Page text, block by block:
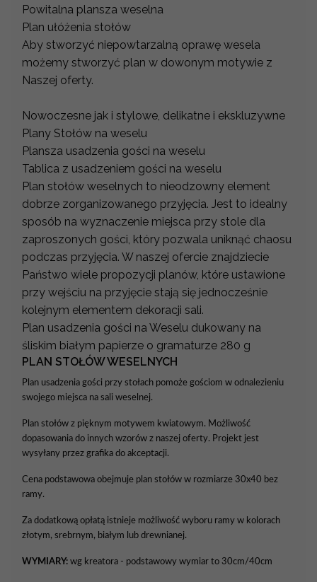
Powitalna plansza weselna
Plan ułóżenia stołów
Aby stworzyć niepowtarzalną oprawę wesela
możemy stworzyć plan w dowonym motywie z
Naszej oferty.
Nowoczesne jak i stylowe, delikatne i ekskluzywne
Plany Stołów na weselu
Plansza usadzenia gości na weselu
Tablica z usadzeniem gości na weselu
Plan stołów weselnych to nieodzowny element
dobrze zorganizowanego przyjęcia. Jest to idealny
sposób na wyznaczenie miejsca przy stole dla
zaproszonych gości, który pozwala uniknąć chaosu
podczas przyjęcia. W naszej ofercie znajdziecie
Państwo wiele propozycji planów, które ustawione
przy wejściu na przyjęcie stają się jednocześnie
kolejnym elementem dekoracji sali.
Plan usadzenia gości na Weselu dukowany na
śliskim białym papierze o gramaturze 280 g
PLAN STOŁÓW WESELNYCH
Plan usadzenia gości przy stołach pomoże gościom w odnalezieniu
swojego miejsca na sali weselnej.
Plan stołów z pięknym motywem kwiatowym. Możliwość
dopasowania do innych wzorów z naszej oferty. Projekt jest
wysyłany przez grafika do akceptacji.
Cena podstawowa obejmuje plan stołów w rozmiarze 30x40 bez
ramy.
Za dodatkową opłatą istnieje możliwość wyboru ramy w kolorach
złotym, srebrnym, białym lub drewnianej.
WYMIARY: wg kreatora - podstawowy wymiar to 30cm/40cm